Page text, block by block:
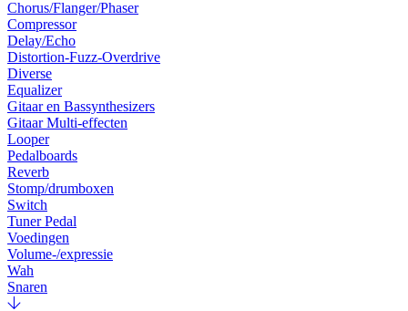
Chorus/Flanger/Phaser
Compressor
Delay/Echo
Distortion-Fuzz-Overdrive
Diverse
Equalizer
Gitaar en Bassynthesizers
Gitaar Multi-effecten
Looper
Pedalboards
Reverb
Stomp/drumboxen
Switch
Tuner Pedal
Voedingen
Volume-/expressie
Wah
Snaren